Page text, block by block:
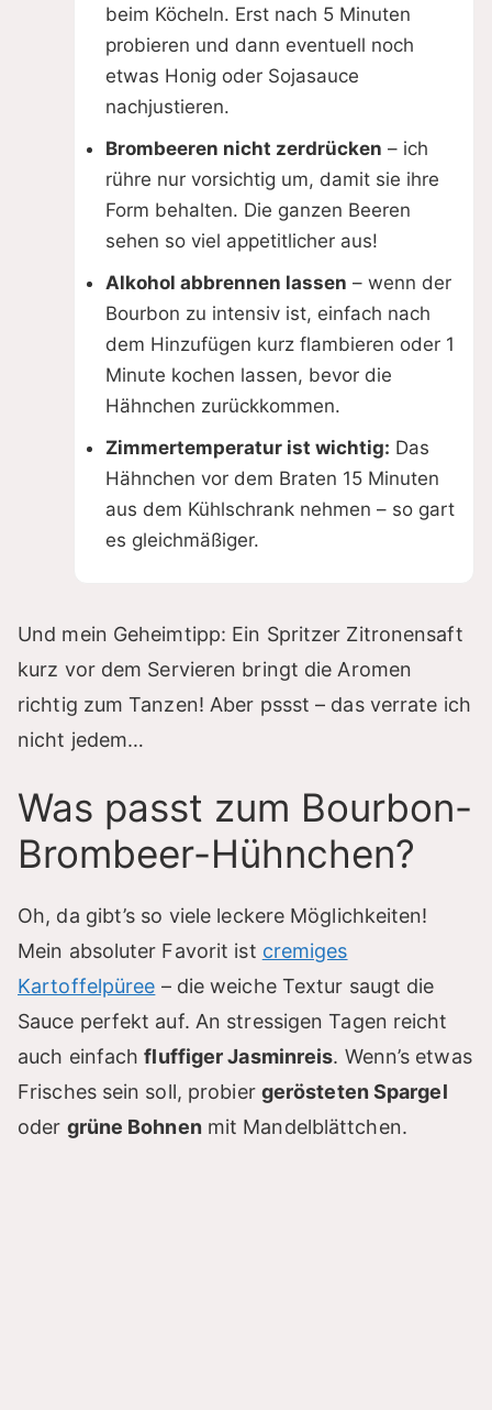
beim Köcheln. Erst nach 5 Minuten
probieren und dann eventuell noch
etwas Honig oder Sojasauce
nachjustieren.
Brombeeren nicht zerdrücken – ich
rühre nur vorsichtig um, damit sie ihre
Form behalten. Die ganzen Beeren
sehen so viel appetitlicher aus!
Alkohol abbrennen lassen – wenn der
Bourbon zu intensiv ist, einfach nach
dem Hinzufügen kurz flambieren oder 1
Minute kochen lassen, bevor die
Hähnchen zurückkommen.
Zimmertemperatur ist wichtig: Das
Hähnchen vor dem Braten 15 Minuten
aus dem Kühlschrank nehmen – so gart
es gleichmäßiger.
Und mein Geheimtipp: Ein Spritzer Zitronensaft
kurz vor dem Servieren bringt die Aromen
richtig zum Tanzen! Aber pssst – das verrate ich
nicht jedem…
Was passt zum Bourbon-
Brombeer-Hühnchen?
Oh, da gibt’s so viele leckere Möglichkeiten!
Mein absoluter Favorit ist cremiges
Kartoffelpüree – die weiche Textur saugt die
Sauce perfekt auf. An stressigen Tagen reicht
auch einfachfluffiger Jasminreis. Wenn’s etwas
Frisches sein soll, probier gerösteten Spargel
oder grüne Bohnenmit Mandelblättchen.